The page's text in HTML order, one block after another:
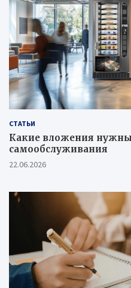
СТАТЬИ
Какие вложения
самообслуживания
22.06.2026